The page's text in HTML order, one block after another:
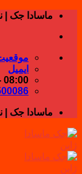
Skip
content
ماسادا جک |
ایمیل
08:00 - 17:00
ماسادا جک |